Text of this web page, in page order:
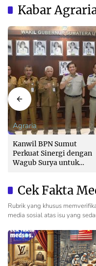
Pendekatan
Kewilayahan
Kabar
Agraria
Kanwil BPN Sumut
Perkuat Sinergi dengan
Wagub Surya untuk
Cek Fakta
Rubrik yang khusus
media sosial atas isu yang